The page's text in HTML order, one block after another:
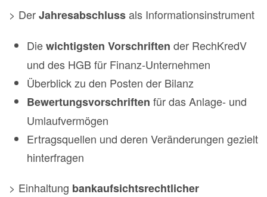
> DerJahresabschlussals Informationsinstrument
Diewichtigsten Vorschriften der RechKredV
und des HGB für Finanz-Unternehmen
Überblick zu den Posten der Bilanz
Bewertungsvorschriften für das Anlage- und
Umlaufvermögen
Ertragsquellen und deren Veränderungen gezielt
hinterfragen
> Einhaltung bankaufsichtsrechtlicher